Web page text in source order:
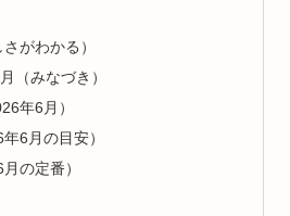
がわかる）
（みなづき）
年6月）
6月の目安）
の定番）